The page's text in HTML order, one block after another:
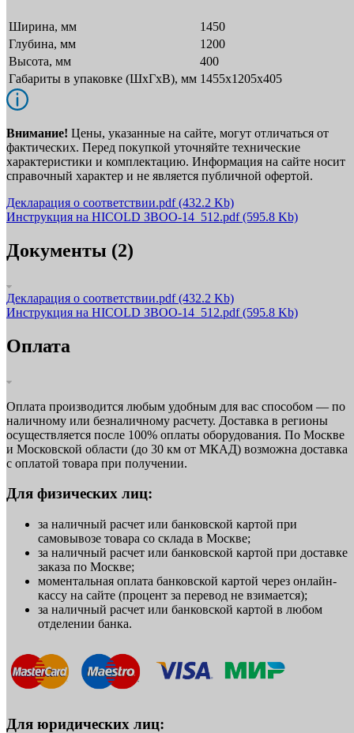
Ширина, мм
1450
Глубина, мм
1200
Высота, мм
400
Габариты в упаковке (ШxГxВ), мм 1455х1205х405
Внимание! Цены, указанные на сайте, могут отличаться от
фактических. Перед покупкой уточняйте технические
характеристики и комплектацию. Информация на сайте носит
справочный характер и не является публичной офертой.
Декларация о соответствии.pdf(432.2 Kb)
Инструкция на HICOLD ЗВОО-14_512.pdf(595.8 Kb)
Документы (2)
Декларация о соответствии.pdf(432.2 Kb)
Инструкция на HICOLD ЗВОО-14_512.pdf(595.8 Kb)
Оплата
Оплата производится любым удобным для вас способом — по
наличному или безналичному расчету. Доставка в регионы
осуществляется после 100% оплаты оборудования. По Москве
и Московской области (до 30 км от МКАД) возможна доставка
с оплатой товара при получении.
Для физических лиц:
за наличный расчет или банковской картой при
самовывозе товара со склада в Москве;
за наличный расчет или банковской картой при доставке
заказа по Москве;
моментальная оплата банковской картой через онлайн-
кассу на сайте (процент за перевод не взимается);
за наличный расчет или банковской картой в любом
отделении банка.
Для юридических лиц: